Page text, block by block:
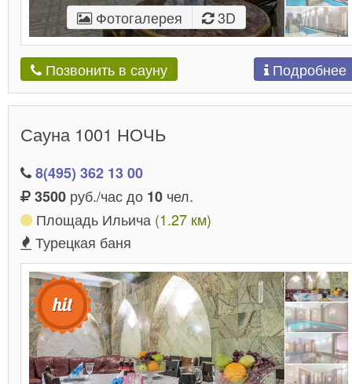
Фотогалерея 3D
Позвонить в сауну Подробнее
Сауна 1001 НОЧЬ
8(495) 362 13 00
3500 руб./час до 10 чел.
Площадь Ильича (1.27 км)
Турецкая баня